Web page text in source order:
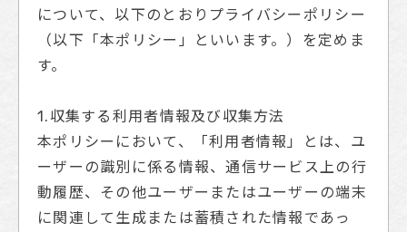
について、以下のとおりプライバシーポリシー
（以下「本ポリシー」といいます。）を定めま
す。
1.収集する利用者情報及び収集方法
本ポリシーにおいて、「利用者情報」とは、ユ
ーザーの識別に係る情報、通信サービス上の行
動履歴、その他ユーザーまたはユーザーの端末
に関連して生成または蓄積された情報であっ